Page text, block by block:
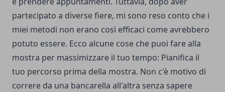
partecipato a diverse fiere, mi sono reso conto che i
miei metodi non erano così efficaci come avrebbero
potuto essere. Ecco alcune cose che puoi fare alla
mostra per massimizzare il tuo tempo: Pianifica il
tuo percorso prima della mostra. Non c'è motivo di
correre da una bancarella all'altra senza sapere